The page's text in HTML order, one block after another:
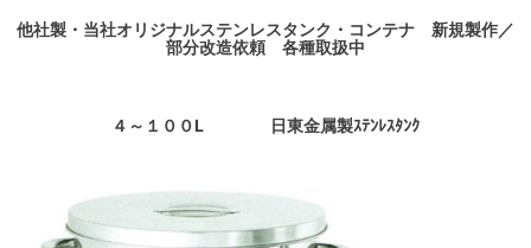
他社製・当社オリジナルステンレスタンク・コンテナ 新規製作／
部分改造依頼 各種取扱中
４～１００L 日東金属製ｽﾃﾝﾚｽﾀﾝｸ